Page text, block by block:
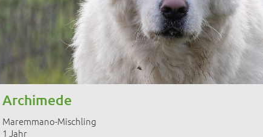
Archimede
Maremmano-Mischling
1 Jahr